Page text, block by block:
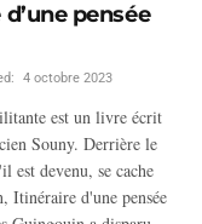
pensée
4 octobre 2023
est un livre écrit
Souny. Derrière le
est devenu, se cache
Itinéraire d'une pensée